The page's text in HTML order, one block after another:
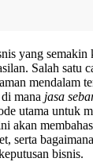
yang semakin
Salah satu
mendalam
mana jasa
utama untuk
akan
serta
bisnis.